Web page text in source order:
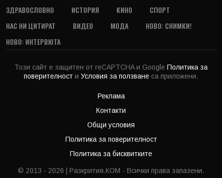
ЗДРАВОСЛОВНО
ИСТОРИЯ КИНО
СПОРТ
НАС НИ ЦИТИРАТ
ВИДЕО МОДА
НОВО: СНИМКИ!
НОВО: ИНТЕРВЮТА
Този сайт е защитен от reCAPTCHA и Google Политика за
поверителност и Условия за ползване са приложени.
Реклама
Контакти
Общи условия
Политика за поверителност
Политика за бисквитките
© 2013 - 2026 | Разкрития.КОМ - Всички права запазени.